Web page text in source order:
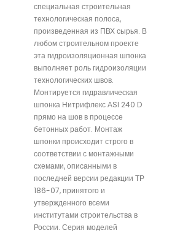
специальная строительная
технологическая полоса,
произведенная из ПВХ сырья. В
любом строительном проекте
эта гидроизоляционная шпонка
выполняет роль гидроизоляции
технологических швов.
Монтируется гидравлическая
шпонка Нитрифлекс АSI 240 D
прямо на шов в процессе
бетонных работ. Монтаж
шпонки происходит строго в
соответствии с монтажными
схемами, описанными в
последней версии редакции ТР
186-07, принятого и
утвержденного всеми
институтами строительства в
России. Серия моделей